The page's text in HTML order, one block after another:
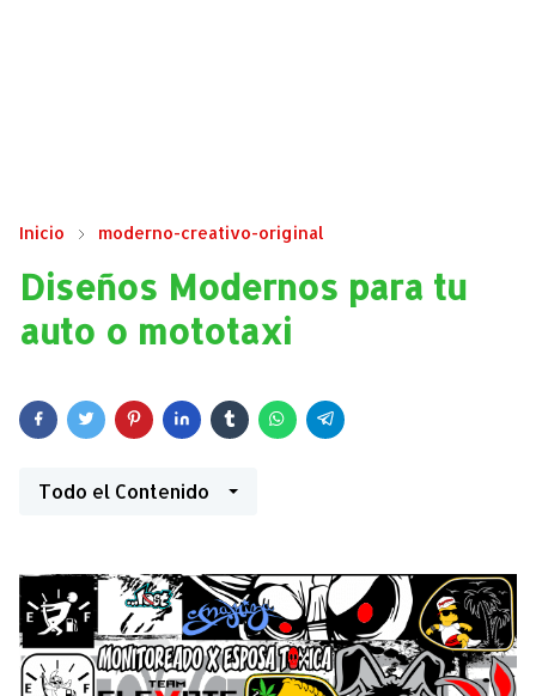
Inicio moderno-creativo-original
Diseños Modernos para tu
auto o mototaxi
Todo el Contenido